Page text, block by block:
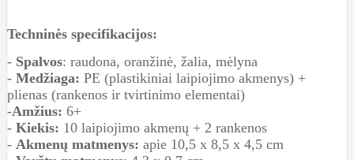
Techninės specifikacijos:
- Spalvos: raudona, oranžinė, žalia, mėlyna
- Medžiaga: PE (plastikiniai laipiojimo akmenys) +
plienas (rankenos ir tvirtinimo elementai)
-Amžius: 6+
- Kiekis: 10 laipiojimo akmenų + 2 rankenos
- Akmenų matmenys: apie 10,5 x 8,5 x 4,5 cm